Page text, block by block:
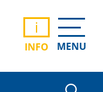
i
INFO MENU